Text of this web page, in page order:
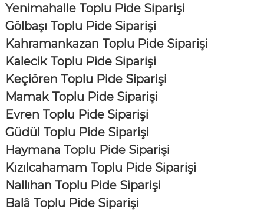
Yenimahalle Toplu Pide Siparişi
Gölbaşı Toplu Pide Siparişi
Kahramankazan Toplu Pide Siparişi
Kalecik Toplu Pide Siparişi
Keçiören Toplu Pide Siparişi
Mamak Toplu Pide Siparişi
Evren Toplu Pide Siparişi
Güdül Toplu Pide Siparişi
Haymana Toplu Pide Siparişi
Kızılcahamam Toplu Pide Siparişi
Nallıhan Toplu Pide Siparişi
Balâ Toplu Pide Siparişi